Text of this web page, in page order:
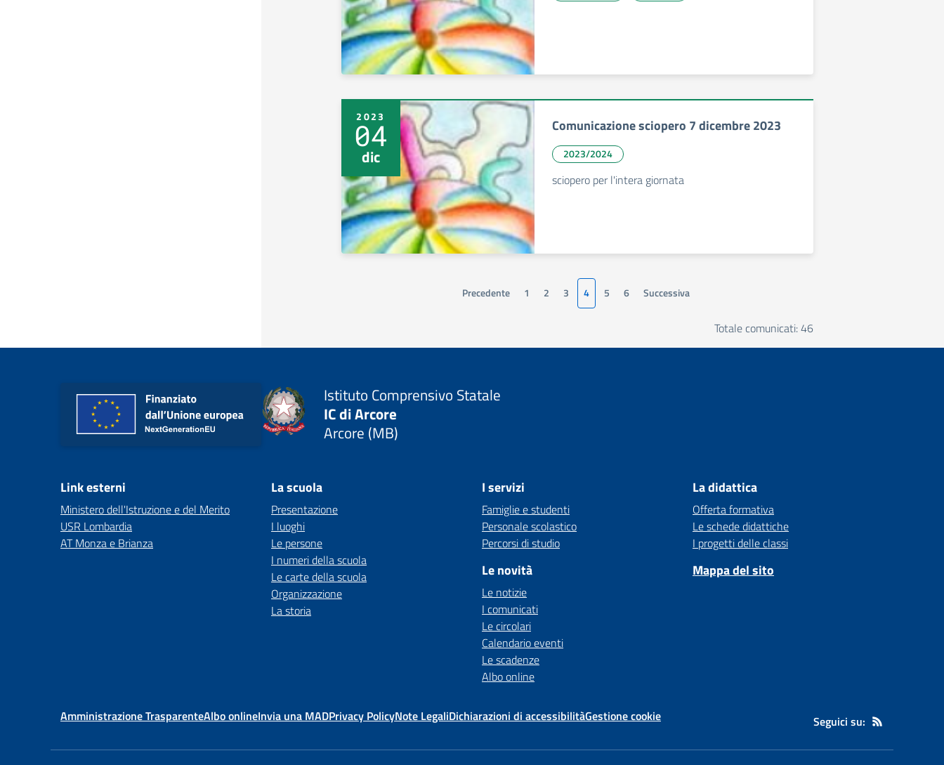
2023
04
dic
Comunicazione sciopero 7 dicembre 2023
2023/2024
sciopero per l'intera giornata
Precedente 1 2 3 4 5 6 Successiva
Totale comunicati: 46
Istituto Comprensivo Statale
IC di Arcore
Arcore (MB)
Link esterni
Ministero dell'Istruzione e del Merito
USR Lombardia
AT Monza e Brianza
La scuola
Presentazione
I luoghi
Le persone
I numeri della scuola
Le carte della scuola
Organizzazione
La storia
I servizi
Famiglie e studenti
Personale scolastico
Percorsi di studio
Le novità
Le notizie
I comunicati
Le circolari
Calendario eventi
Le scadenze
Albo online
La didattica
Offerta formativa
Le schede didattiche
I progetti delle classi
Mappa del sito
Amministrazione TrasparenteAlbo onlineInvia una MADPrivacy PolicyNote LegaliDichiarazioni di accessibilitàGestione cookie Seguici su: